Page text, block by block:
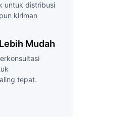
untuk distribusi
kiriman
Mudah
tepat.